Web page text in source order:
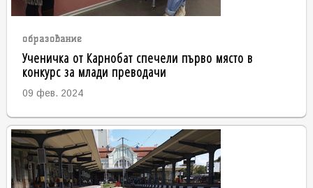
образование
Ученичка от Карнобат спечели първо място в
конкурс за млади преводачи
09 фев. 2024